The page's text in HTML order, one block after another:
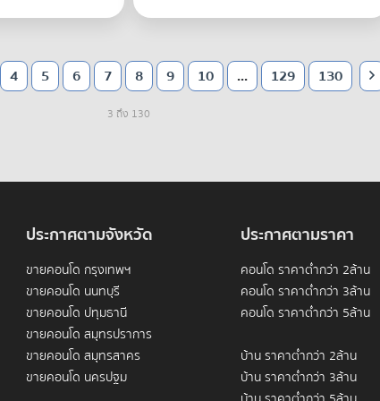
4 5 6 7 8 9 10 ... 129 130
3 ถึง 130
ประกาศตามจังหวัด
ขายคอนโด กรุงเทพฯ
ขายคอนโด นนทบุรี
ขายคอนโด ปทุมธานี
ขายคอนโด สมุทรปราการ
ขายคอนโด สมุทรสาคร
ขายคอนโด นครปฐม
ประกาศตามราคา
คอนโด ราคาต่ำกว่า 2ล้าน
คอนโด ราคาต่ำกว่า 3ล้าน
คอนโด ราคาต่ำกว่า 5ล้าน
บ้าน ราคาต่ำกว่า 2ล้าน
บ้าน ราคาต่ำกว่า 3ล้าน